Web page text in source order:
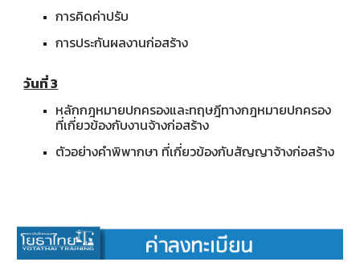
การคิดค่าปรับ
การประกันผลงานก่อสร้าง
วันที่ 3
หลักกฎหมายปกครองและทฤษฎีทางกฎหมายปกครอง
ที่เกี่ยวข้องกับงานจ้างก่อสร้าง
ตัวอย่างคำพิพากษา ที่เกี่ยวข้องกับสัญญาจ้างก่อสร้าง